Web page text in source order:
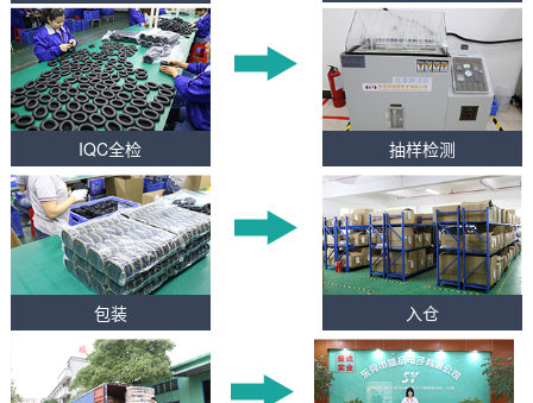
IQC全检 抽样检测
包装 入仓